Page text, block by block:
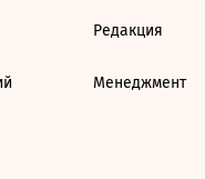
Редакция
Менеджмент